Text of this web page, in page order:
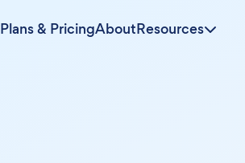
Plans & PricingAboutResources